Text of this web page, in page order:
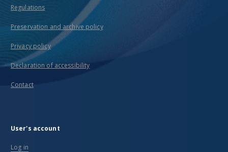
Regulations
Preservation and archive policy
Privacy policy
Declaration of accessibility
Contact
User's account
Log in